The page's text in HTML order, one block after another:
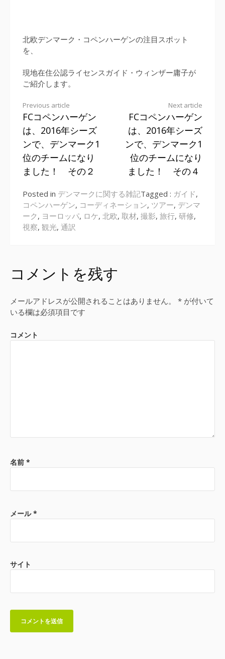
北欧デンマーク・コペンハーゲンの注目スポット
を、
現地在住公認ライセンスガイド・ウィンザー庸子が
ご紹介します。
Continue
Reading
Previous article
FCコペンハーゲン
は、2016年シーズ
ンで、デンマーク1
位のチームになり
ました！ その２
Next article
FCコペンハーゲン
は、2016年シーズ
ンで、デンマーク1
位のチームになり
ました！ その４
Posted in デンマークに関する雑記Tagged : ガイド,
コペンハーゲン, コーディネーション, ツアー, デンマ
ーク , ヨーロッパ, ロケ, 北欧, 取材, 撮影, 旅行, 研修,
視察, 観光, 通訳
コメントを残す
メールアドレスが公開されることはありません。 * が付いて
いる欄は必須項目です
コメント
名前 *
メール*
サイト